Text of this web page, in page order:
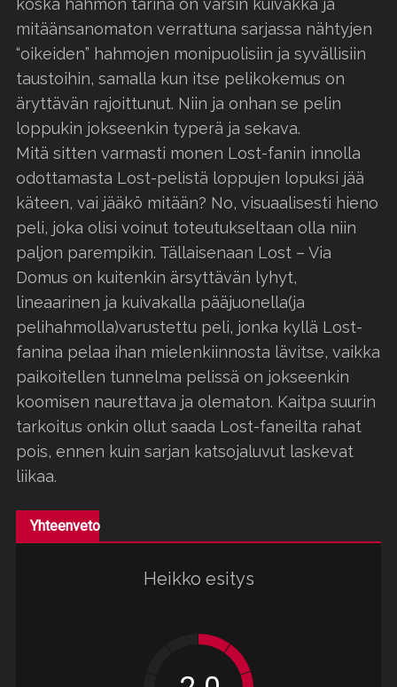
koska hahmon tarina on varsin kuivakka ja
mitäänsanomaton verrattuna sarjassa nähtyjen
“oikeiden” hahmojen monipuolisiin ja syvällisiin
taustoihin, samalla kun itse pelikokemus on
äryttävän rajoittunut. Niin ja onhan se pelin
loppukin jokseenkin typerä ja sekava.
Mitä sitten varmasti monen Lost-fanin innolla
odottamasta Lost-pelistä loppujen lopuksi jää
käteen, vai jääkö mitään? No, visuaalisesti hieno
peli, joka olisi voinut toteutukseltaan olla niin
paljon parempikin. Tällaisenaan Lost – Via
Domus on kuitenkin ärsyttävän lyhyt,
lineaarinen ja kuivakalla pääjuonella(ja
pelihahmolla)varustettu peli, jonka kyllä Lost-
fanina pelaa ihan mielenkiinnosta lävitse, vaikka
paikoitellen tunnelma pelissä on jokseenkin
koomisen naurettava ja olematon. Kaitpa suurin
tarkoitus onkin ollut saada Lost-faneilta rahat
pois, ennen kuin sarjan katsojaluvut laskevat
liikaa.
Yhteenveto
Heikko esitys